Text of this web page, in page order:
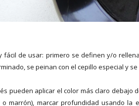
fácil de usar: primero se definen y/o
se peinan con el cepillo especial y
pueden aplicar el color más claro debajo
o marrón), marcar profundidad usando la